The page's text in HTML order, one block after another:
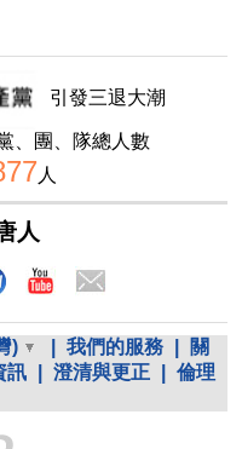
引發三退大潮
、團、隊總人數
人
人
) 我們的服務
關
訊 澄清與更正
倫理